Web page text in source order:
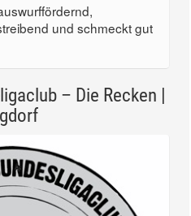
und schmeckt gut
– Die Recken |